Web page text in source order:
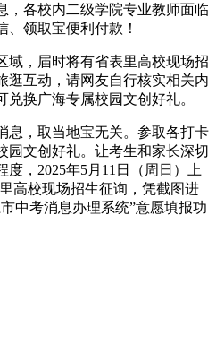
，各校内二级学院专业教师面临
领取宝便利付款！
，届时将有省表里高校现场招
逛互动，请网友自行核实相关内
换广海专属校园文创好礼。
，取当地宝无关。参取各打卡
园文创好礼。让考生和家长深切
，2025年5月11日（周日）上
高校现场招生征询，凭截图进
中考消息办理系统”意愿填报功